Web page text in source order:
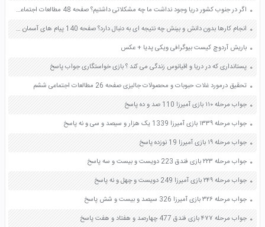
اگر در جنوب کشور دریا وجود نداشت ما چه مشکلاتی داشتیم؟ صفحه 48 مطالعات اجتماعی پنجم
انجام کارها بدون دانش و بینش چه نتیجه ای به دنبال دارد؟ صفحه 140 پیام های آسمان هفتم
باریش آردوچ کیست بیوگرافی ویکی پدیا + عکس
پستانداری که در دریا و اقیانوس زندگی می کند ؟ بازی خواستگاری جواب پاسخ
تحقیق درمورد غلات حبوبات و محصولات جالیزی صفحه 26 مطالعات اجتماعی ششم
جواب مرحله ۱۱۰ بازی آمیرزا 110 صد و ده پاسخ
جواب مرحله ۱۳۳۹ بازی آمیرزا 1339 یک هزار و سیصد و سی و نه پاسخ
جواب مرحله ۱۹ بازی آمیرزا 19 نوزده پاسخ
جواب مرحله ۲۲۳ بازی فندق 223 دویست و بیست و سه پاسخ
جواب مرحله ۲۴۹ بازی آمیرزا 249 دویست و چهل و نه پاسخ
جواب مرحله ۳۲۶ بازی آمیرزا 326 سیصد و بیست و شش پاسخ
جواب مرحله ۴۷۷ بازی فندق 477 چهارصد و هفتاد و هفت پاسخ